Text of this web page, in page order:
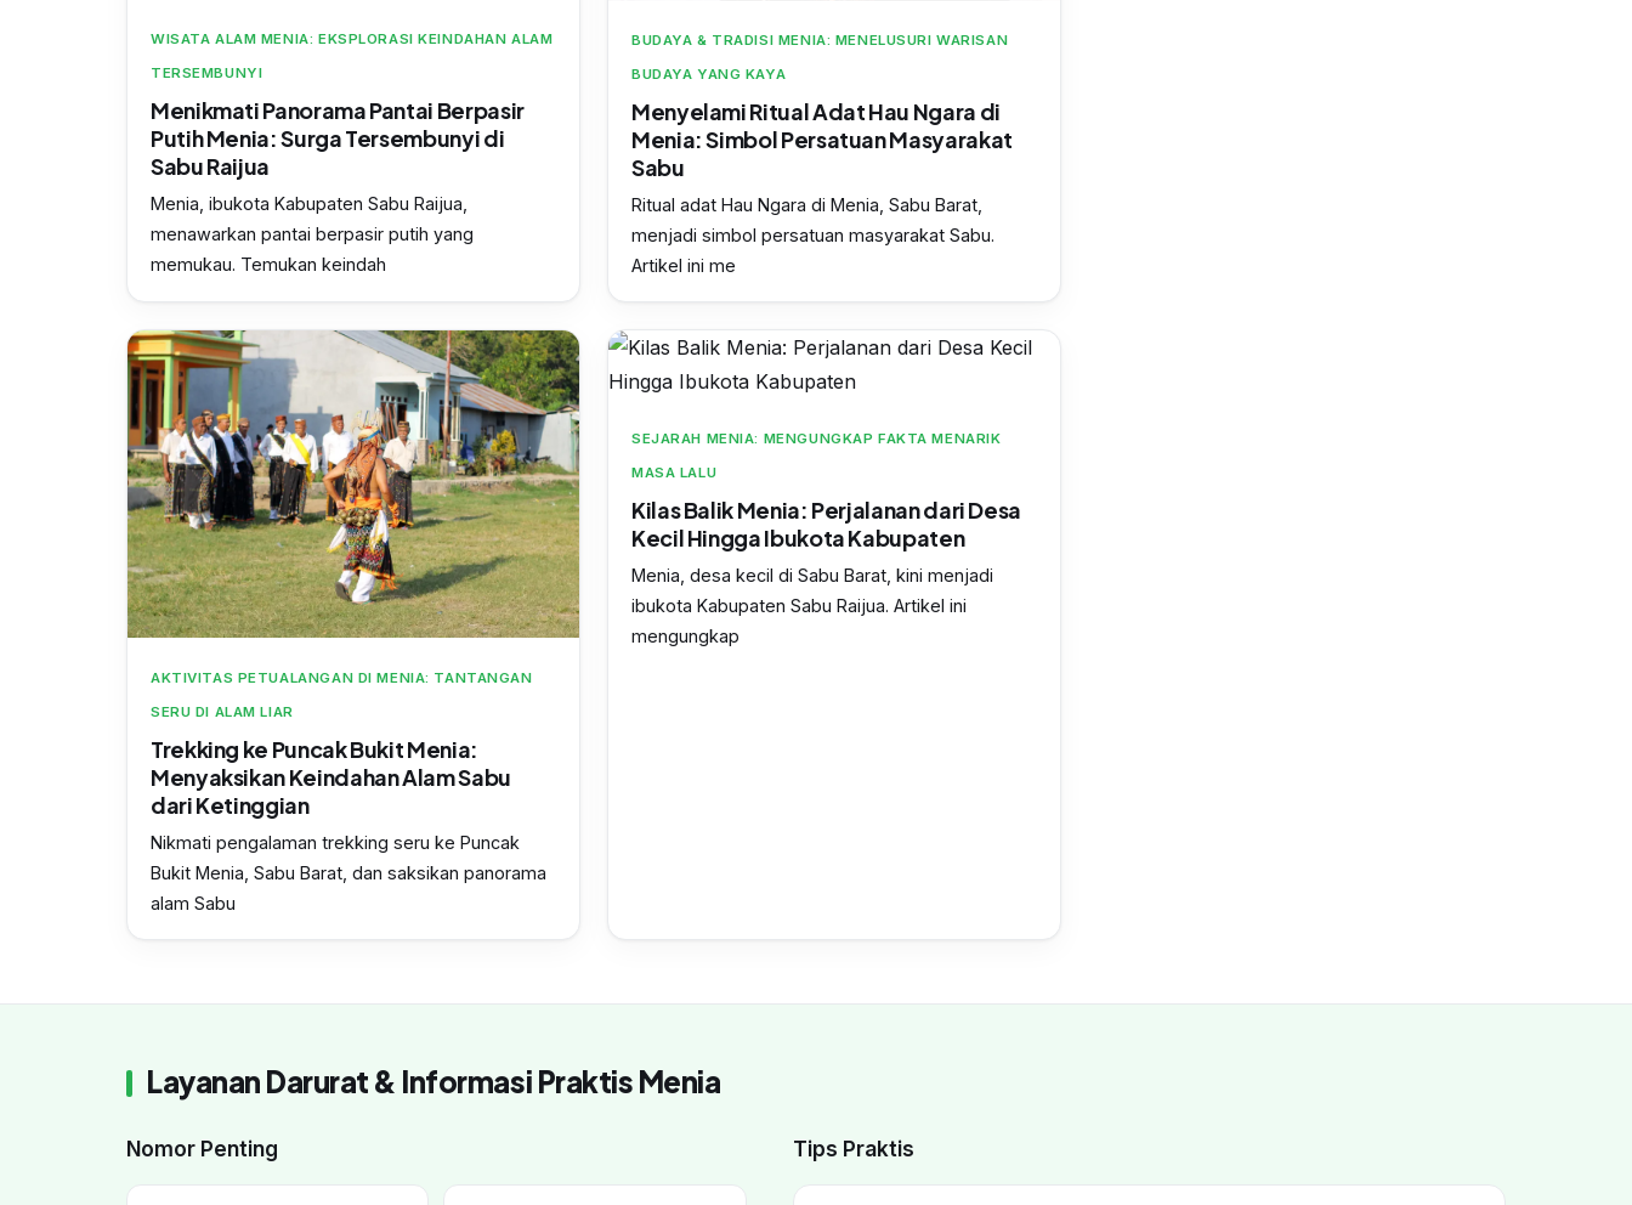
WISATA ALAM MENIA: EKSPLORASI KEINDAHAN ALAM
TERSEMBUNYI
Menikmati Panorama Pantai Berpasir
Putih Menia: Surga Tersembunyi di
Sabu Raijua
Menia, ibukota Kabupaten Sabu Raijua,
menawarkan pantai berpasir putih yang
memukau. Temukan keindah
BUDAYA & TRADISI MENIA: MENELUSURI WARISAN
BUDAYA YANG KAYA
Menyelami Ritual Adat Hau Ngara di
Menia: Simbol Persatuan Masyarakat
Sabu
Ritual adat Hau Ngara di Menia, Sabu Barat,
menjadi simbol persatuan masyarakat Sabu.
Artikel ini me
AKTIVITAS PETUALANGAN DI MENIA: TANTANGAN
SERU DI ALAM LIAR
Trekking ke Puncak Bukit Menia:
Menyaksikan Keindahan Alam Sabu
dari Ketinggian
Nikmati pengalaman trekking seru ke Puncak
Bukit Menia, Sabu Barat, dan saksikan panorama
alam Sabu
SEJARAH MENIA: MENGUNGKAP FAKTA MENARIK
MASA LALU
Kilas Balik Menia: Perjalanan dari Desa
Kecil Hingga Ibukota Kabupaten
Menia, desa kecil di Sabu Barat, kini menjadi
ibukota Kabupaten Sabu Raijua. Artikel ini
mengungkap
Layanan Darurat & Informasi Praktis Menia
Nomor Penting Tips Praktis